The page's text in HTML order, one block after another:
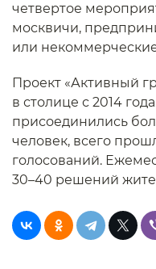
четвертое
москвичи,
или
Проект «Активный
в столице с 2014
присоединились
человек, всего
голосований.
30–40 решений